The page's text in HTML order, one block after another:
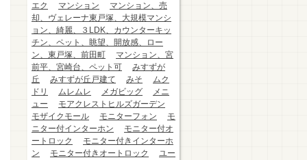
エク
マンション
マンション、売
却、ヴェレーナ東戸塚、大規模マンシ
ョン、綺麗、３LDK、カウンターキッ
チン、ペット、眺望、開放感、ロー
ン、東戸塚、前田町
マンション、宮
前平、宮崎台、ペット可
みすずが
丘
みすずが丘戸建て みそ
ムク
ドリ
ムレムレ メガビッグ
メニ
ュー
モアクレストヒルズガーデン
モザイクモール
モニターフォン
モ
ニター付インターホン
モニター付オ
ートロック
モニター付きインターホ
ン
モニター付きオートロック
ユー